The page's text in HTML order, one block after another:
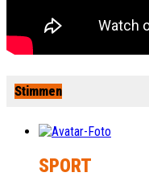
Stimmen
SPORT